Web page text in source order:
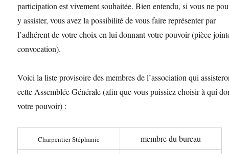
participation est vivement souhaitée. Bien entendu, si vous ne
y assister, vous avez la possibilité de vous faire représenter par
l’adhérent de votre choix en lui donnant votre pouvoir (pièce
convocation).
Voici la liste provisoire des membres de l’association qui
cette Assemblée Générale (afin que vous puissiez choisir à qui
votre pouvoir) :
Charpentier Stéphanie membre du bureau